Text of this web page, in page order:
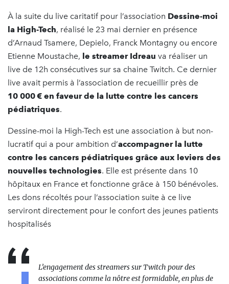
À la suite du live caritatif pour l’association Dessine-moi
la High-Tech, réalisé le 23 mai dernier en présence
d’Arnaud Tsamere, Depielo, Franck Montagny ou encore
Etienne Moustache, le streamer Idreau va réaliser un
live de 12h consécutives sur sa chaine Twitch. Ce dernier
live avait permis à l’association de recueillir près de
10 000 € en faveur de la lutte contre les cancers
pédiatriques.
Dessine-moi la High-Tech est une association à but non-
lucratif qui a pour ambition d’accompagner la lutte
contre les cancers pédiatriques grâce aux leviers des
nouvelles technologies. Elle est présente dans 10
hôpitaux en France et fonctionne grâce à 150 bénévoles.
Les dons récoltés pour l’association suite à ce live
serviront directement pour le confort des jeunes patients
hospitalisés
L’engagement des streamers sur Twitch pour des
associations comme la nôtre est formidable, en plus de